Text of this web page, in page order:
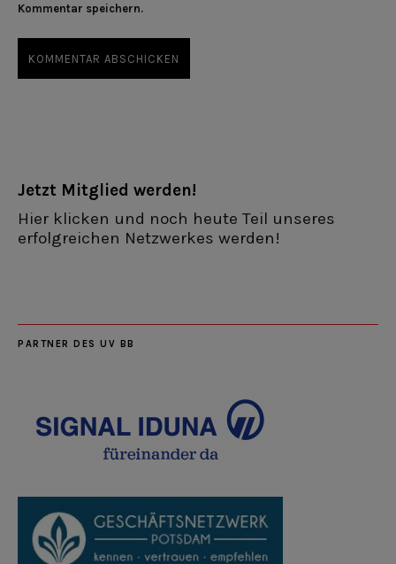
Kommentar speichern.
Jetzt Mitglied werden!
Hier klicken und noch heute Teil unseres
erfolgreichen Netzwerkes werden!
PARTNER DES UV BB